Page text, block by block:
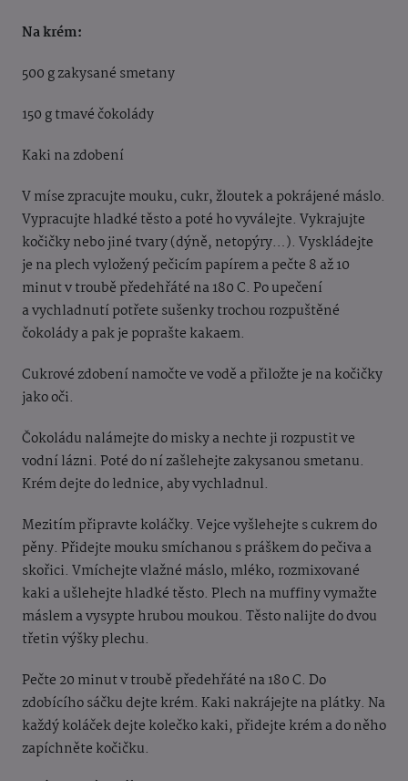
Na krém:
500 g zakysané smetany
150 g tmavé čokolády
Kaki na zdobení
V míse zpracujte mouku, cukr, žloutek a pokrájené máslo.
Vypracujte hladké těsto a poté hovyválejte. Vykrajujte
kočičky nebo jiné tvary (dýně, netopýry…). Vyskládejte
je na plechvyložený pečicím papírem a pečte 8 až 10
minut v troubě předehřáté na 180 C. Po upečení
avychladnutí potřete sušenky trochou rozpuštěné
čokolády a pak je poprašte kakaem.
Cukrové zdobení namočte ve vodě a přiložte je na kočičky
jako oči.
Čokoládu nalámejte do misky a nechte ji rozpustit ve
vodní lázni. Poté do ní zašlehejtezakysanou smetanu.
Krém dejte do lednice, aby vychladnul.
Mezitím připravte koláčky. Vejcevyšlehejte s cukrem do
pěny. Přidejte mouku smíchanou s práškem do pečiva a
skořici. Vmíchejte vlažné máslo, mléko, rozmixované
kaki a ušlehejte hladké těsto. Plech na muffinyvymažte
máslem a vysypte hrubou moukou. Těsto nalijte do dvou
třetin výšky plechu.
Pečte 20 minut v troubě předehřáté na 180 C. Do
zdobícího sáčku dejte krém. Kaki nakrájejte na plátky. Na
každý koláček dejte kolečko kaki, přidejte krém a do něho
zapíchněte kočičku.